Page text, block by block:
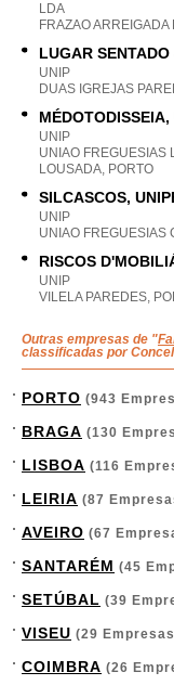
LDA
FRAZAO
LUGAR
UNIP
DUAS IGREJAS
UNIP
UNIAO FREGUESIAS
LOUSADA, PORTO
SILCASCOS,
UNIP
UNIAO FREGUESIAS
RISCOS
UNIP
VILELA PAREDES,
Outras empresas de "
classificadas por
PORTO (943
BRAGA (130
LISBOA (116
LEIRIA (87
AVEIRO (67
SANTARÉM (45
SETÚBAL (39
VISEU (29
COIMBRA (26